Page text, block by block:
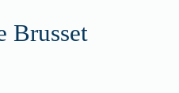
Brusset